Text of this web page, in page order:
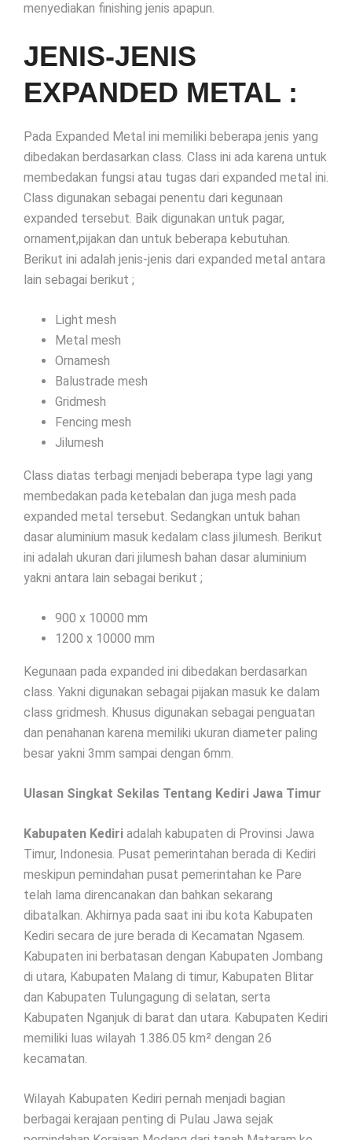
menyediakan finishing jenis apapun.
JENIS-JENIS
EXPANDED METAL :
Pada Expanded Metal ini memiliki beberapa jenis yang
dibedakan berdasarkan class. Class ini ada karena untuk
membedakan fungsi atau tugas dari expanded metal ini.
Class digunakan sebagai penentu dari kegunaan
expanded tersebut. Baik digunakan untuk pagar,
ornament,pijakan dan untuk beberapa kebutuhan.
Berikut ini adalah jenis-jenis dari expanded metal antara
lain sebagai berikut ;
Light mesh
Metal mesh
Ornamesh
Balustrade mesh
Gridmesh
Fencing mesh
Jilumesh
Class diatas terbagi menjadi beberapa type lagi yang
membedakan pada ketebalan dan juga mesh pada
expanded metal tersebut. Sedangkan untuk bahan
dasar aluminium masuk kedalam class jilumesh. Berikut
ini adalah ukuran dari jilumesh bahan dasar aluminium
yakni antara lain sebagai berikut ;
900 x 10000 mm
1200 x 10000 mm
Kegunaan pada expanded ini dibedakan berdasarkan
class. Yakni digunakan sebagai pijakan masuk ke dalam
class gridmesh. Khusus digunakan sebagai penguatan
dan penahanan karena memiliki ukuran diameter paling
besar yakni 3mm sampai dengan 6mm.
Ulasan Singkat Sekilas Tentang Kediri Jawa Timur
Kabupaten Kediri adalah kabupaten di Provinsi Jawa
Timur, Indonesia. Pusat pemerintahan berada di Kediri
meskipun pemindahan pusat pemerintahan ke Pare
telah lama direncanakan dan bahkan sekarang
dibatalkan. Akhirnya pada saat ini ibu kota Kabupaten
Kediri secara de jure berada di Kecamatan Ngasem.
Kabupaten ini berbatasan dengan Kabupaten Jombang
di utara, Kabupaten Malang di timur, Kabupaten Blitar
dan Kabupaten Tulungagung di selatan, serta
Kabupaten Nganjuk di barat dan utara. Kabupaten Kediri
memiliki luas wilayah 1.386.05 km² dengan 26
kecamatan.
Wilayah Kabupaten Kediri pernah menjadi bagian
berbagai kerajaan penting di Pulau Jawa sejak